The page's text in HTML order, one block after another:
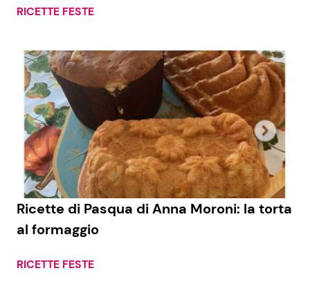
Mondo Mamma
News benessere
Salute
Viaggi e Turismo
Festività
Le Ricette in TV
Primi Piatti
Ricette Facili e Veloci
Ricette Feste
RICETTE FESTE
Ricette di Pasqua di Anna Moroni: la torta
al formaggio
RICETTE FESTE